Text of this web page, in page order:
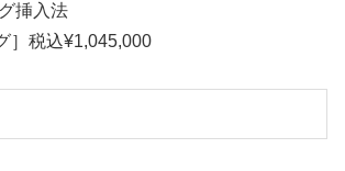
挿入法
］税込¥1,045,000